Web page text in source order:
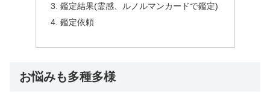
鑑定結果(霊感、ルノルマンカードで鑑定)
鑑定依頼
お悩みも多種多様